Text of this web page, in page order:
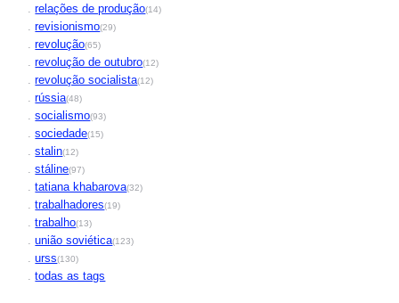
.relações de produção(14)
.revisionismo(29)
.revolução(65)
.revolução de outubro(12)
.revolução socialista(12)
.rússia(48)
.socialismo(93)
.sociedade(15)
.stalin(12)
.stáline(97)
.tatiana khabarova(32)
.trabalhadores(19)
.trabalho(13)
.união soviética(123)
.urss(130)
.todas as tags